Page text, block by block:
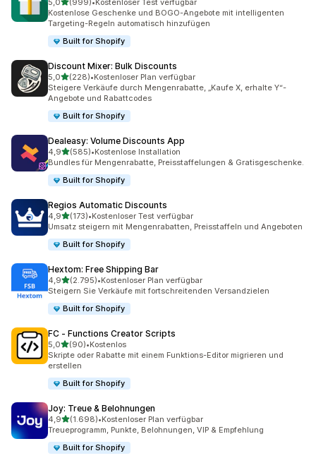
5,0 (999)
999 Rezensionen insgesamt
•Kostenloser Test verfügbar
Kostenlose Geschenke und BOGO-Angebote mit intelligenten
Targeting-Regeln automatisch hinzufügen
Built for Shopify
Discount Mixer: Bulk Discounts
5,0von 5 Sternen
(228)
228 Rezensionen insgesamt
•Kostenloser Plan verfügbar
Steigere Verkäufe durch Mengenrabatte, „Kaufe X, erhalte Y“-
Angebote und Rabattcodes
Built for Shopify
Dealeasy: Volume Discounts App
4,9von 5 Sternen
(585)
585 Rezensionen insgesamt
•Kostenlose Installation
Bundles für Mengenrabatte, Preisstaffelungen & Gratisgeschenke.
Built for Shopify
Regios Automatic Discounts
4,9von 5 Sternen
(173)
173 Rezensionen insgesamt
•Kostenloser Test verfügbar
Umsatz steigern mit Mengenrabatten, Preisstaffeln und Angeboten
Built for Shopify
Hextom: Free Shipping Bar
4,9von 5 Sternen
(2.795)
2795 Rezensionen insgesamt
•Kostenloser Plan verfügbar
Steigern Sie Verkäufe mit fortschreitenden Versandzielen
Built for Shopify
FC ‑ Functions Creator Scripts
5,0von 5 Sternen
(90)
90 Rezensionen insgesamt
•Kostenlos
Skripte oder Rabatte mit einem Funktions-Editor migrieren und
erstellen
Built for Shopify
Joy: Treue & Belohnungen
4,9von 5 Sternen
(1.698)
1698 Rezensionen insgesamt
•Kostenloser Plan verfügbar
Treueprogramm, Punkte, Belohnungen, VIP & Empfehlung
Built for Shopify